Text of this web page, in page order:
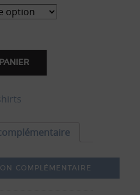
COMPLÉMENTAIRE